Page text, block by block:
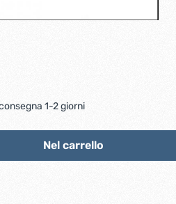
1-2 giorni
Nel carrello